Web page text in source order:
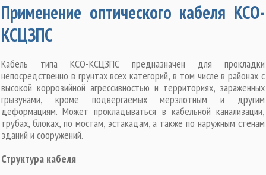
Применение оптического кабеля КСО-
КСЦЗПС
Кабель типа КСО-КСЦЗПС предназначен для прокладки
непосредственно в грунтах всех категорий, в том числе в районах с
высокой коррозийной агрессивностью и территориях, зараженных
грызунами, кроме подвергаемых мерзлотным и другим
деформациям. Может прокладываться в кабельной канализации,
трубах, блоках, по мостам, эстакадам, а также по наружным стенам
зданий и сооружений.
Структура кабеля